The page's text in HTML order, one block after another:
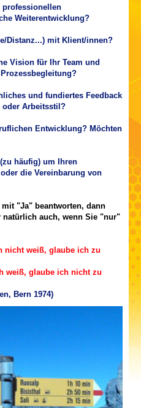
professionellen
Weiterentwicklung?
Distanz...) mit Klient/innen?
Vision für Ihr Team und
und fundiertes Feedback
oder Arbeitsstil?
Entwicklung? Möchten
häufig) um Ihren
die Vereinbarung von
"Ja" beantworten, dann
natürlich auch, wenn Sie "nur"
nicht weiß, glaube ich zu
weiß, glaube ich nicht zu
Bern 1974)